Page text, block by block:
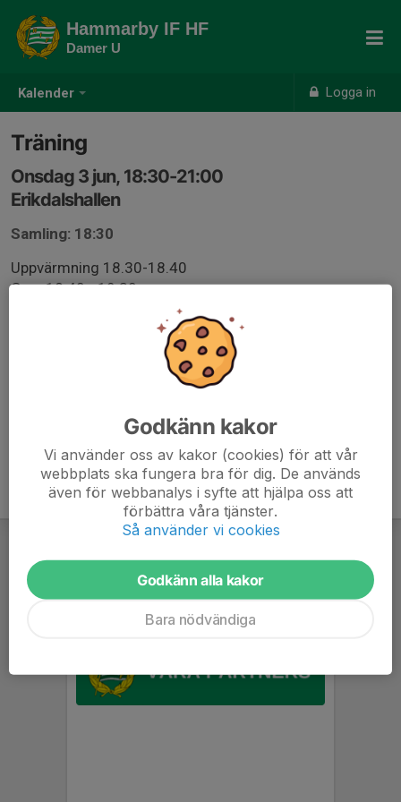
Kalender Logga in
Hammarby IF HF
Damer U
Träning
Onsdag 3 jun, 18:30-21:00
Erikdalshallen
Samling: 18:30
Uppvärmning 18.30-18.40
Gym 18.40 - 19.30
Något att äta bör tas med mellan gym och hall.
Godkänn kakor
Vi använder oss av kakor (cookies) för att vår
webbplats ska fungera bra för dig. De används
även för webbanalys i syfte att hjälpa oss att
förbättra våra tjänster.
Så använder vi cookies
Godkänn alla kakor
Bara nödvändiga